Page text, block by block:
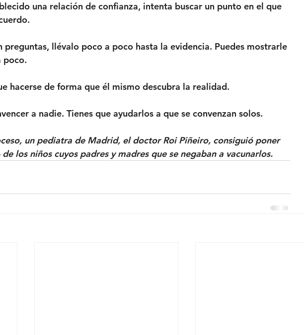
una relación de confianza, intenta buscar un punto en el que
llévalo poco a poco hasta la evidencia. Puedes mostrarle
poco.
hacerse de forma que él mismo descubra la realidad.
a nadie. Tienes que ayudarlos a que se convenzan solos.
un pediatra de Madrid, el doctor Roi Piñeiro, consiguió poner
los niños cuyos padres y madres que se negaban a vacunarlos.